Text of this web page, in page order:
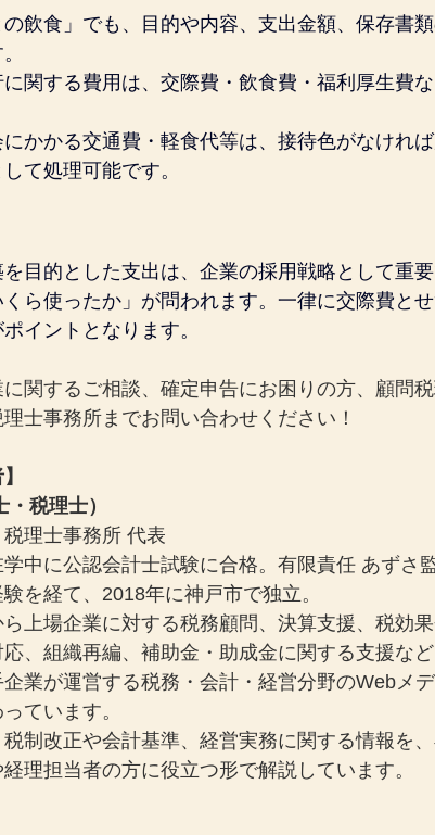
飲食」でも、目的や内容、支出金額、保存書
関する費用は、交際費・飲食費・福利厚生費
かかる交通費・軽食代等は、接待色がなけれ
て処理可能です。
目的とした支出は、企業の採用戦略として重
ら使ったか」が問われます。一律に交際費と
イントとなります。
関するご相談、確定申告にお困りの方、顧問
士事務所までお問い合わせください！
税理士）
理士事務所 代表
中に公認会計士試験に合格。有限責任 あずさ
を経て、2018年に神戸市で独立。
上場企業に対する税務顧問、決算支援、税効
、組織再編、補助金・助成金に関する支援な
業が運営する税務・会計・経営分野のWebメ
ています。
制改正や会計基準、経営実務に関する情報を
理担当者の方に役立つ形で解説しています。